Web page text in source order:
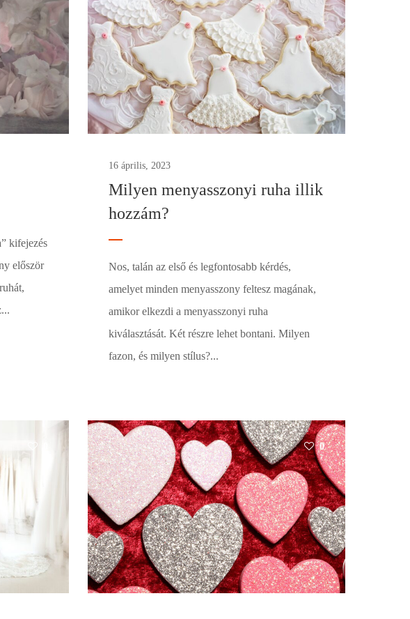
kifejezés
először
16 április, 2023
Milyen menyasszonyi ruha illik
hozzám?
Nos, talán az első és legfontosabb kérdés,
amelyet minden menyasszony feltesz magának,
amikor elkezdi a menyasszonyi ruha
kiválasztását. Két részre lehet bontani. Milyen
fazon, és milyen stílus?...
0